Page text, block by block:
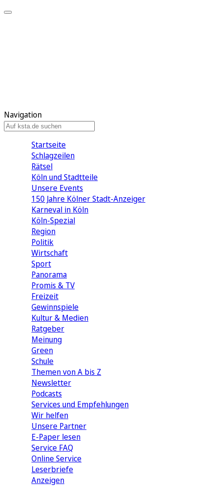
Navigation
Startseite
Schlagzeilen
Rätsel
Köln und Stadtteile
Unsere Events
150 Jahre Kölner Stadt-Anzeiger
Karneval in Köln
Köln-Spezial
Region
Politik
Wirtschaft
Sport
Panorama
Promis & TV
Freizeit
Gewinnspiele
Kultur & Medien
Ratgeber
Meinung
Green
Schule
Themen von A bis Z
Newsletter
Podcasts
Services und Empfehlungen
Wir helfen
Unsere Partner
E-Paper lesen
Service FAQ
Online Service
Leserbriefe
Anzeigen